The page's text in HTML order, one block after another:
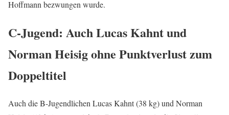
Hoffmann bezwungen wurde.
C-Jugend: Auch Lucas Kahnt und
Norman Heisig ohne Punktverlust zum
Doppeltitel
Auch die B-Jugendlichen Lucas Kahnt (38 kg) und Norman